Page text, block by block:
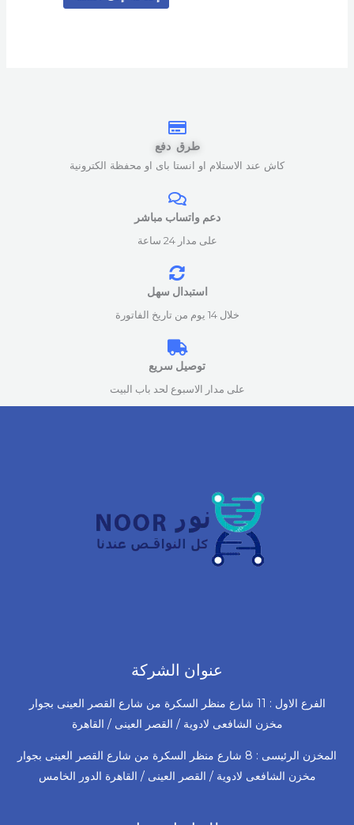
طرق دفع
كاش عند الاستلام او انستا باى او محفظة الكترونية
دعم واتساب مباشر
على مدار 24 ساعة
استبدال سهل
خلال 14 يوم من تاريخ الفاتورة
توصيل سريع
على مدار الاسبوع لحد باب البيت
عنوان الشركة
الفرع الاول : 11 شارع منظر السكرة من شارع القصر العينى بجوار
مخزن الشافعى لادوية / القصر العينى / القاهرة
المخزن الرئيسى : 8 شارع منظر السكرة من شارع القصر العينى بجوار
مخزن الشافعى لادوية / القصر العينى / القاهرة الدور الخامس